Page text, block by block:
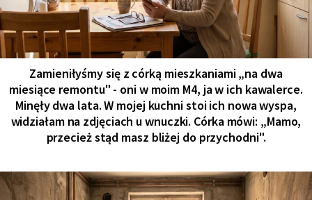
Zamieniłyśmy się z córką mieszkaniami „na dwa
miesiące remontu" - oni w moim M4, ja w ich kawalerce.
Minęły dwa lata. W mojej kuchni stoi ich nowa wyspa,
widziałam na zdjęciach u wnuczki. Córka mówi: „Mamo,
przecież stąd masz bliżej do przychodni".